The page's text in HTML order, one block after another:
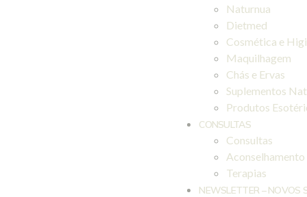
Naturnua
Dietmed
Cosmética e
Maquilhagem
Chás e Ervas
Suplementos
Produtos
CONSULTAS
Consultas
Terapias
NEWSLETTER – NOVOS